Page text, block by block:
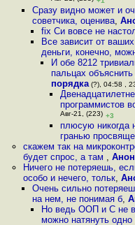
Сразу видно может и
советчика, оценива,
fix Си вовсе не
Все зависит от
деньги, конечно,
И обе 8212
пальцах
порядка(?), 04:58 ,
программистов
Авг-21, (223) +3
плюсую никогда
гранью
скажем так на
будет спрос, а там ,
Ничего не потеряешь,
особо и нечего, тольк,
Очень сильно
на нем, не понимая б,
Но ведь ООП и C не
можно натянуть одно